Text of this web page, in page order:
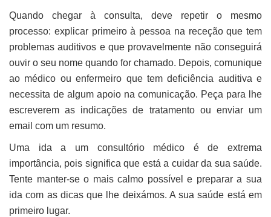
Quando chegar à consulta, deve repetir o mesmo
processo: explicar primeiro à pessoa na receção que tem
problemas auditivos e que provavelmente não conseguirá
ouvir o seu nome quando for chamado. Depois, comunique
ao médico ou enfermeiro que tem deficiência auditiva e
necessita de algum apoio na comunicação. Peça para lhe
escreverem as indicações de tratamento ou enviar um
email com um resumo.
Uma ida a um consultório médico é de extrema
importância, pois significa que está a cuidar da sua saúde.
Tente manter-se o mais calmo possível e preparar a sua
ida com as dicas que lhe deixámos. A sua saúde está em
primeiro lugar.